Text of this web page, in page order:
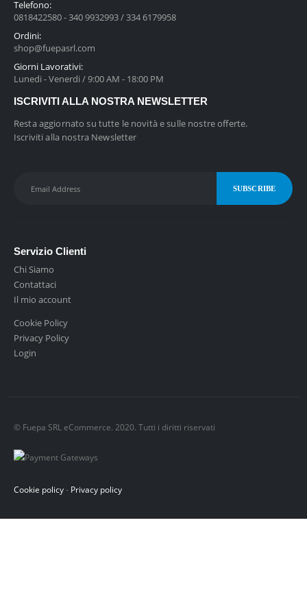
d
3
Telefono:
0818422580 - 340 9932993 / 334 6179958
Ordini:
shop@fuepasrl.com
Giorni Lavorativi:
Lunedi - Venerdi / 9:00 AM - 18:00 PM
ISCRIVITI ALLA NOSTRA NEWSLETTER
Resta aggiornato su tutte le novità e sulle nostre offerte.
Iscriviti alla nostra Newsletter
Servizio Clienti
Chi Siamo
Contattaci
Il mio account
Cookie Policy
Privacy Policy
Login
© Fuepa SRL eCommerce. 2020. Tutti i diritti riservati
Cookie policy- Privacy policy